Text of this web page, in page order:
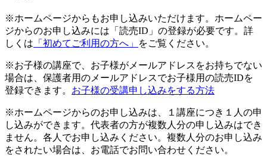
※ホームページからもお申し込みいただけます。ホームペー
ジからのお申し込みには「読売ID」の登録が必要です。詳
しくは 「初めてご利用の方へ」 をご覧ください。
※お子様の講座で、お子様がメールアドレスをお持ちでない
場合は、保護者用のメールアドレスでお子様用の読売IDを
登録できます。 お子様の受講申し込みをする方法
※ホームページからのお申し込みは、１講座につき１人の申
し込みができます。代表者の方が複数人分の申し込みはでき
ません。各人でお申し込みください。複数人分のお申し込み
をされたい場合は、お電話でお問い合わせください。